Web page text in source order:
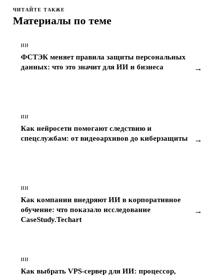
ЧИТАЙТЕ ТАКЖЕ
Материалы по теме
ИИ
ФСТЭК меняет правила защиты персональных
данных: что это значит для ИИ и бизнеса
→
ИИ
Как нейросети помогают следствию и
спецслужбам: от видеоархивов до киберзащиты
→
ИИ
Как компании внедряют ИИ в корпоративное
обучение: что показало исследование
CaseStudy.Techart
→
ИИ
Как выбрать VPS-сервер для ИИ: процессор,